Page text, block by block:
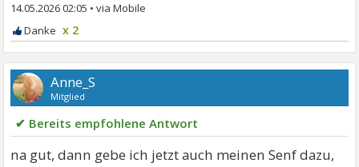
14.05.2026 02:05 •
x 2
Anne_S
Mitglied
✔ Bereits empfohlene Antwort
na gut, dann gebe ich jetzt auch meinen Senf dazu,